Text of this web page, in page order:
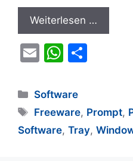
Weiterlesen …
E
ai
l
W
at
s
A
n
Kategorien
Software
Schlagwörter
Freeware, Prompt,
Software, Tray,